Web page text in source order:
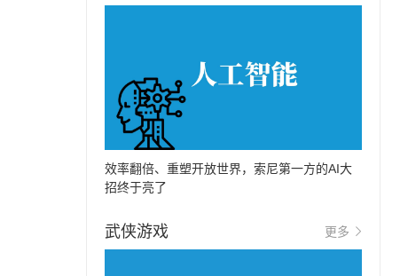
效率翻倍、重塑开放世界，索尼第一方的AI大
招终于亮了
武侠游戏 更多